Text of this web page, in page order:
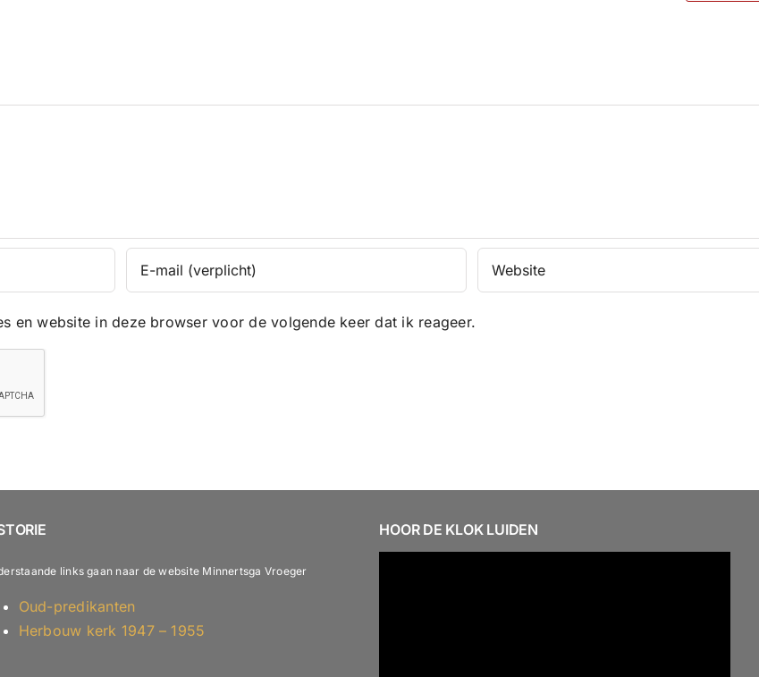
en website in deze browser voor de volgende keer dat ik reageer.
links gaan naar de website Minnertsga Vroeger
Oud-predikanten
Herbouw kerk 1947 – 1955
HOOR DE KLOK LUIDEN